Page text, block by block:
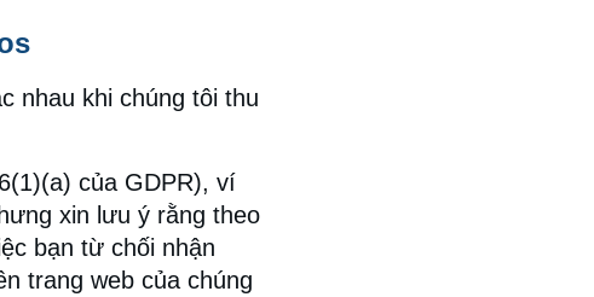
nhau khi chúng tôi thu
của GDPR), ví
xin lưu ý rằng theo
bạn từ chối nhận
trang web của chúng